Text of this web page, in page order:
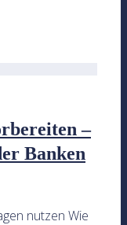
–
Banken
nutzen Wie